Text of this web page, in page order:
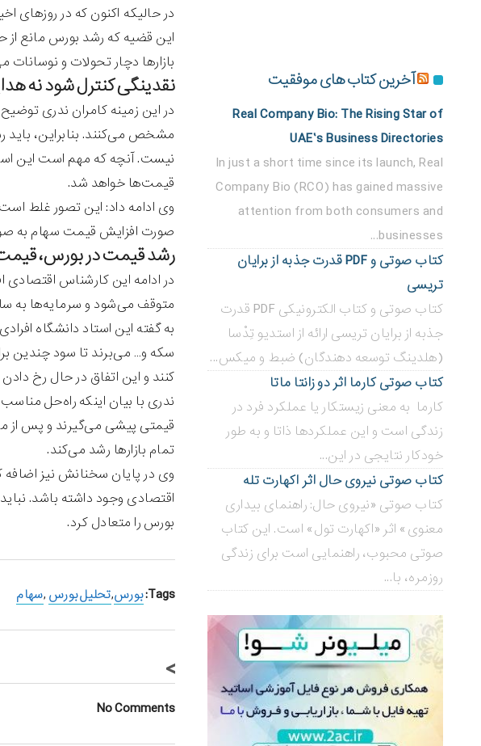
در حالیکه اکنون که در روزهای
این قضیه که رشد بورس مانع از
بازارها دچار تحولات و
نقدینگی کنترل شود نه
در این زمینه کامران ندری
مشخص می‌کنند. بنابراین، باید
نیست. آنچه که مهم است این
قیمت‌ها خواهد شد.
وی ادامه داد: این تصور غلط
صورت افزایش قیمت سهام به
رشد قیمت در بورس، قیمت
در ادامه این کارشناس اقتصادی
متوقف می‌شود و سرمایه‌ها به
به گفته این استاد دانشگاه
سکه و… می‌برند تا سود چندین
کنند و این اتفاق در حال رخ
ندری با بیان اینکه راه‌حل
قیمتی پیشی می‌گیرند و پس از
تمام بازارها رشد می‌کند.
وی در پایان سخنانش نیز اضافه
اقتصادی وجود داشته باشد.
بورس را متعادل کرد.
Tags: بورس,تحلیل بورس ,سهام
>
No Comments
آخرین کتاب های موفقیت
Real Company Bio: The Rising Star of
UAE’s Business Directories
In just a short time since its launch, Real
Company Bio (RCO) has gained massive
attention from both consumers and
businesses...
کتاب صوتی و PDF قدرت جذبه از برایان
تریسی
کتاب صوتی و کتاب الکترونیکی PDF قدرت
جذبه از برایان تریسی ارائه از استدیو تِدْسا
(هلدینگ توسعه دهندگان) ضبط و میکس...
کتاب صوتی کارما اثر دو زانتا ماتا
کارما به معنی زیستکار یا عملکرد فرد در
زندگی است و این عملکردها ذاتا و به طور
خودکار نتایجی در این...
کتاب صوتی نیروی حال اثر اکهارت تله
کتاب صوتی «نیروی حال: راهنمای بیداری
معنوی» اثر «اکهارت تول» است. این کتاب
صوتی محبوب، راهنمایی است برای زندگی
روزمره، با...